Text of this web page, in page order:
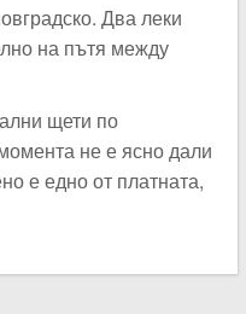
Два леки
на пътя между
щети по
не е ясно дали
е едно от платната,